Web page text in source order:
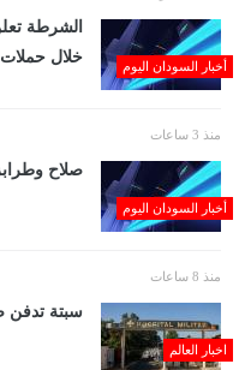
أخبار السودان اليوم
الشرطة
خلال حملات
منذ 3 ساعات
أخبار السودان اليوم
صلاح
منذ 8 ساعات
اخبار العالم
سبتة تدفن